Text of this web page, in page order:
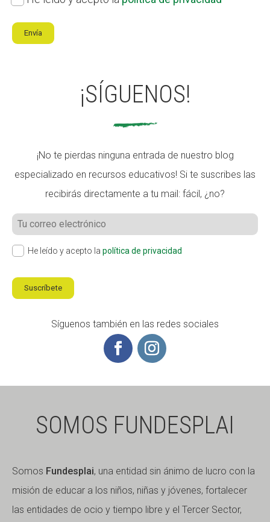
privacidad
Envía
¡SÍGUENOS!
¡No te pierdas ninguna entrada de nuestro blog
especializado en recursos educativos! Si te suscribes las
recibirás directamente a tu mail: fácil, ¿no?
He leído y acepto la política de privacidad
Suscríbete
Síguenos también en las redes sociales
SOMOS FUNDESPLAI
Somos Fundesplai, una entidad sin ánimo de lucro con la
misión de educar a los niños, niñas y jóvenes, fortalecer
las entidades de ocio y tiempo libre y el Tercer Sector,